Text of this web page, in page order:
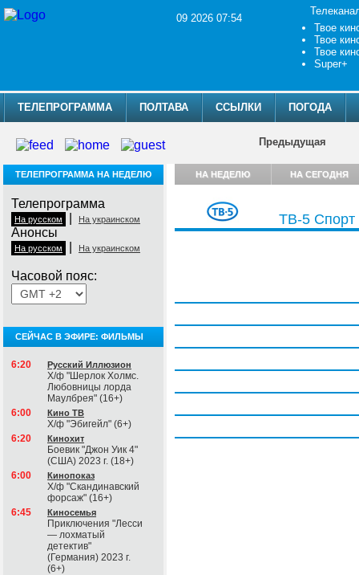
09 2026 07:54
Твое
Твое
Твое
Super+
ТЕЛЕПРОГРАММА ПОЛТАВА ССЫЛКИ ПОГОДА
Предыдущая
ТЕЛЕПРОГРАММА НА НЕДЕЛЮ
Телепрограмма
На русском На украинском
Анонсы
На русском На украинском
Часовой пояс:
СЕЙЧАС В ЭФИРЕ: ФИЛЬМЫ
6:20 Русский Иллюзион
Х/ф "Шерлок Холмс.
Любовницы лорда
Маулбрея" (16+)
6:00
Кино ТВ
Х/ф "Эбигейл" (6+)
6:20
Кинохит
Боевик "Джон Уик 4"
(США) 2023 г. (18+)
6:00
Кинопоказ
Х/ф "Скандинавский
форсаж" (16+)
6:45
Киносемья
Приключения "Лесси
— лохматый
детектив"
(Германия) 2023 г.
(6+)
НА НЕДЕЛЮ НА СЕГОДНЯ
ТВ-5 Спорт